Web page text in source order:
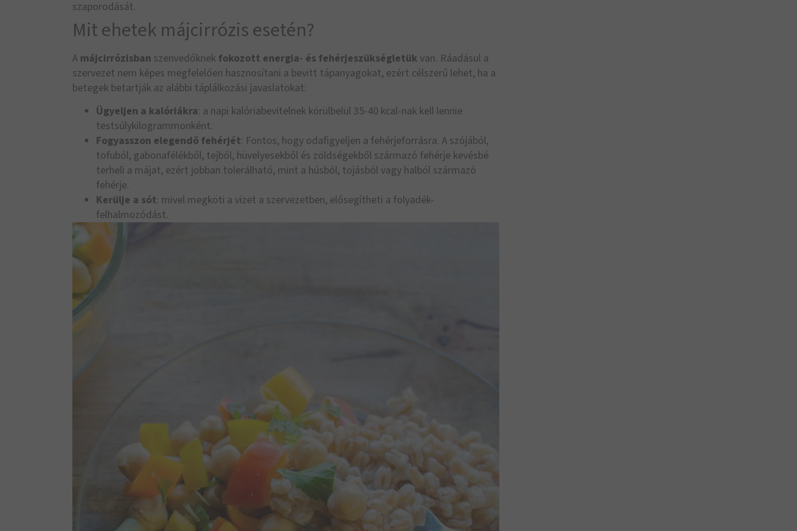
szaporodását.
Mit ehetek májcirrózis esetén?
A májcirrózisban szenvedőknek fokozott energia- és fehérjeszükségletük van. Ráadásul a
szervezet nem képes megfelelően hasznosítani a bevitt tápanyagokat, ezért célszerű lehet, ha a
betegek betartják az alábbi táplálkozási javaslatokat:
Ügyeljen a kalóriákra: a napi kalóriabevitelnek körülbelül 35-40 kcal-nak kell lennie
testsúlykilogrammonként.
Fogyasszon elegendő fehérjét: Fontos, hogy odafigyeljen a fehérjeforrásra. A szójából,
tofuból, gabonafélékből, tejből, hüvelyesekből és zöldségekből származó fehérje kevésbé
terheli a májat, ezért jobban tolerálható, mint a húsból, tojásból vagy halból származó
fehérje.
Kerülje a sót: mivel megköti a vizet a szervezetben, elősegítheti a folyadék-
felhalmozódást.